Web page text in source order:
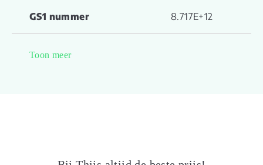
GS1 nummer 8.717E+12
(jaren)
Toon meer